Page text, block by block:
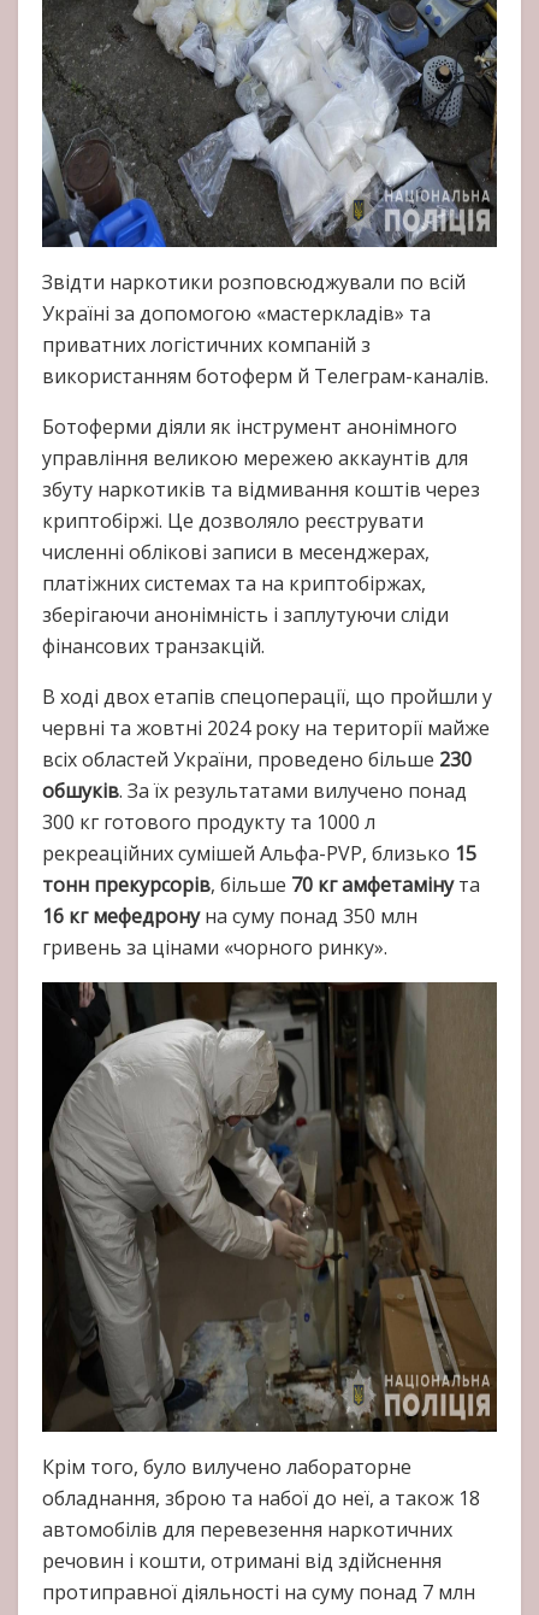
Звідти наркотики розповсюджували по всій
Україні за допомогою «мастеркладів» та
приватних логістичних компаній з
використанням ботоферм й Телеграм-каналів.
Ботоферми діяли як інструмент анонімного
управління великою мережею аккаунтів для
збуту наркотиків та відмивання коштів через
криптобіржі. Це дозволяло реєструвати
численні облікові записи в месенджерах,
платіжних системах та на криптобіржах,
зберігаючи анонімність і заплутуючи сліди
фінансових транзакцій.
В ході двох етапів спецоперації, що пройшли у
червні та жовтні 2024 року на території майже
всіх областей України, проведено більше 230
обшуків. За їх результатами вилучено понад
300 кг готового продукту та 1000 л
рекреаційних сумішей Альфа-PVP, близько 15
тонн прекурсорів, більше 70 кг амфетамінута
16 кг мефедронуна суму понад 350 млн
гривень за цінами «чорного ринку».
Крім того, було вилучено лабораторне
обладнання, зброю та набої до неї, а також 18
автомобілів для перевезення наркотичних
речовин і кошти, отримані від здійснення
протиправної діяльності на суму понад 7 млн